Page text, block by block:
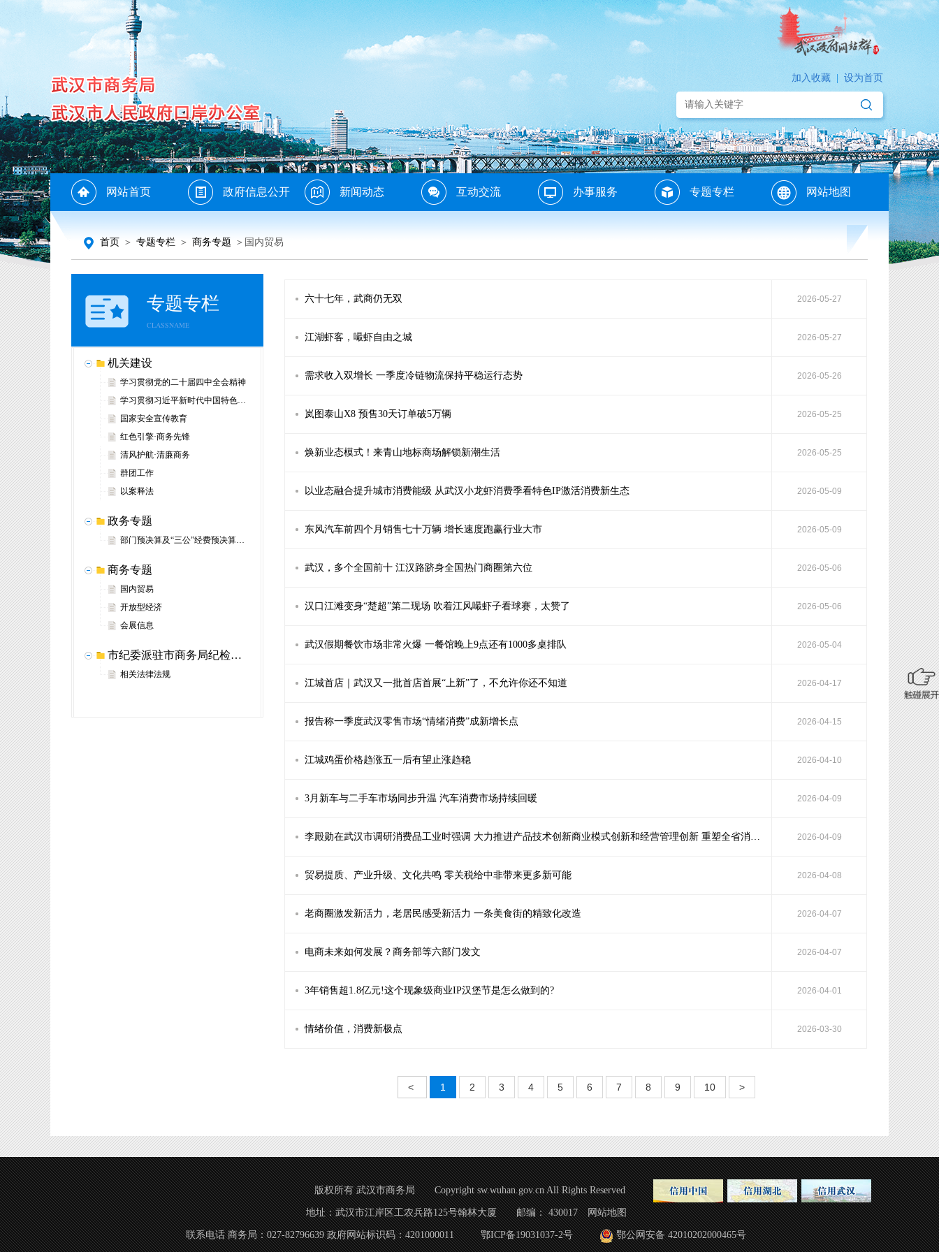
加入收藏 设为首页
网站首页 政府信息公开 新闻动态 互动交流 办事服务 专题专栏 网站地图
首页 ＞ 专题专栏 ＞ 商务专题 ＞国内贸易
专题专栏
CLASSNAME
机关建设
学习贯彻党的二十届四中全会精神
学习贯彻习近平新时代中国特色社会主义思想
国家安全宣传教育
红色引擎·商务先锋
清风护航·清廉商务
群团工作
以案释法
政务专题
部门预决算及“三公”经费预决算信息
商务专题
国内贸易
开放型经济
会展信息
市纪委派驻市商务局纪检组举报网站
相关法律法规
六十七年，武商仍无双 2026-05-27
江湖虾客，嘬虾自由之城 2026-05-27
需求收入双增长 一季度冷链物流保持平稳运行态势 2026-05-26
岚图泰山X8 预售30天订单破5万辆 2026-05-25
焕新业态模式！来青山地标商场解锁新潮生活 2026-05-25
以业态融合提升城市消费能级 从武汉小龙虾消费季看特色IP激活消费新生态 2026-05-09
东风汽车前四个月销售七十万辆 增长速度跑赢行业大市 2026-05-09
武汉，多个全国前十 江汉路跻身全国热门商圈第六位 2026-05-06
汉口江滩变身“楚超”第二现场 吹着江风嘬虾子看球赛，太赞了 2026-05-06
武汉假期餐饮市场非常火爆 一餐馆晚上9点还有1000多桌排队 2026-05-04
江城首店｜武汉又一批首店首展“上新”了，不允许你还不知道 2026-04-17
报告称一季度武汉零售市场“情绪消费”成新增长点 2026-04-15
江城鸡蛋价格趋涨五一后有望止涨趋稳 2026-04-10
3月新车与二手车市场同步升温 汽车消费市场持续回暖 2026-04-09
李殿勋在武汉市调研消费品工业时强调 大力推进产品技术创新商业模式创新和经营管理创新 重塑全省消费品工业发展竞争新优势 2026-04-09
贸易提质、产业升级、文化共鸣 零关税给中非带来更多新可能 2026-04-08
老商圈激发新活力，老居民感受新活力 一条美食街的精致化改造 2026-04-07
电商未来如何发展？商务部等六部门发文 2026-04-07
3年销售超1.8亿元!这个现象级商业IP汉堡节是怎么做到的? 2026-04-01
情绪价值，消费新极点 2026-03-30
< 1 2 3 4 5 6 7 8 9 10 >
版权所有 武汉市商务局 Copyright sw.wuhan.gov.cn All Rights Reserved
地址：武汉市江岸区工农兵路125号翰林大厦 邮编： 430017 网站地图
联系电话 商务局：027-82796639 政府网站标识码：4201000011 鄂ICP备19031037-2号 鄂公网安备 42010202000465号